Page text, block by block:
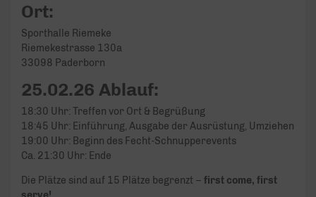
Ort:
Sporthalle Riemeke
Riemekestrasse 130a
33098 Paderborn
25.02.26 Ablauf:
18:30 Uhr: Treffen vor Ort & Begrüßung
18:45 Uhr: Einführung, Ausgabe der Ausrüstung, Umziehen
19:00 Uhr: Beginn des Fecht-Schnupperevents
Ca. 21:30 Uhr: Ende
Die Plätze sind auf 15 Plätze begrenzt – first come, first